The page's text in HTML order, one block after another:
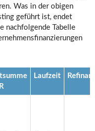
Was in der obigen
geführt ist, endet
nachfolgende Tabelle
Laufzeit